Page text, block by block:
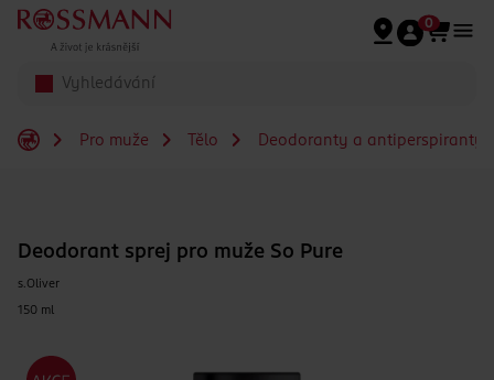
Přeskočit na hlavmní obsah
0
Pro muže Tělo Deodoranty a antiperspiranty
Deodorant sprej pro muže So Pure
s.Oliver
150 ml